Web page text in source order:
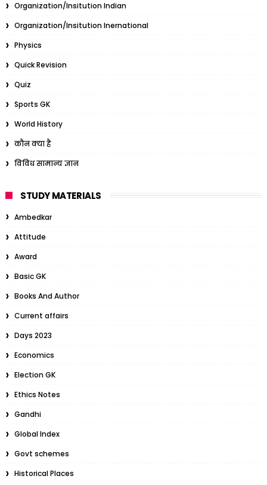
Organization/Insitution Indian
Organization/Insitution Inernational
Physics
Quick Revision
Quiz
Sports GK
World History
कौन क्या है
विविध सामान्य ज्ञान
STUDY MATERIALS
Ambedkar
Attitude
Award
Basic GK
Books And Author
Current affairs
Days 2023
Economics
Election GK
Ethics Notes
Gandhi
Global Index
Govt schemes
Historical Places